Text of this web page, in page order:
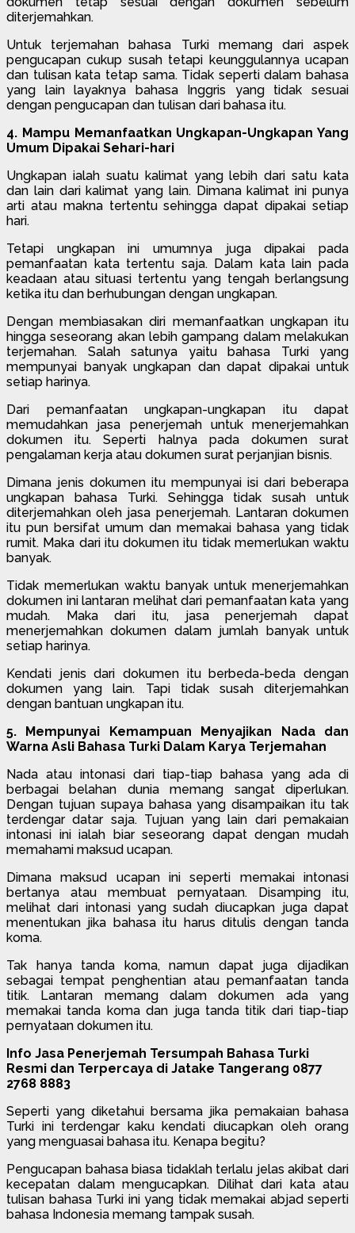
diterjemahkan.
Untuk terjemahan bahasa Turki memang dari aspek
pengucapan cukup susah tetapi keunggulannya ucapan
dan tulisan kata tetap sama. Tidak seperti dalam bahasa
yang lain layaknya bahasa Inggris yang tidak sesuai
dengan pengucapan dan tulisan dari bahasa itu.
4. Mampu Memanfaatkan Ungkapan-Ungkapan Yang
Umum Dipakai Sehari-hari
Ungkapan ialah suatu kalimat yang lebih dari satu kata
dan lain dari kalimat yang lain. Dimana kalimat ini punya
arti atau makna tertentu sehingga dapat dipakai setiap
hari.
Tetapi ungkapan ini umumnya juga dipakai pada
pemanfaatan kata tertentu saja. Dalam kata lain pada
keadaan atau situasi tertentu yang tengah berlangsung
ketika itu dan berhubungan dengan ungkapan.
Dengan membiasakan diri memanfaatkan ungkapan itu
hingga seseorang akan lebih gampang dalam melakukan
terjemahan. Salah satunya yaitu bahasa Turki yang
mempunyai banyak ungkapan dan dapat dipakai untuk
setiap harinya.
Dari pemanfaatan ungkapan-ungkapan itu dapat
memudahkan jasa penerjemah untuk menerjemahkan
dokumen itu. Seperti halnya pada dokumen surat
pengalaman kerja atau dokumen surat perjanjian bisnis.
Dimana jenis dokumen itu mempunyai isi dari beberapa
ungkapan bahasa Turki. Sehingga tidak susah untuk
diterjemahkan oleh jasa penerjemah. Lantaran dokumen
itu pun bersifat umum dan memakai bahasa yang tidak
rumit. Maka dari itu dokumen itu tidak memerlukan waktu
banyak.
Tidak memerlukan waktu banyak untuk menerjemahkan
dokumen ini lantaran melihat dari pemanfaatan kata yang
mudah. Maka dari itu, jasa penerjemah dapat
menerjemahkan dokumen dalam jumlah banyak untuk
setiap harinya.
Kendati jenis dari dokumen itu berbeda-beda dengan
dokumen yang lain. Tapi tidak susah diterjemahkan
dengan bantuan ungkapan itu.
5. Mempunyai Kemampuan Menyajikan Nada dan
Warna Asli Bahasa Turki Dalam Karya Terjemahan
Nada atau intonasi dari tiap-tiap bahasa yang ada di
berbagai belahan dunia memang sangat diperlukan.
Dengan tujuan supaya bahasa yang disampaikan itu tak
terdengar datar saja. Tujuan yang lain dari pemakaian
intonasi ini ialah biar seseorang dapat dengan mudah
memahami maksud ucapan.
Dimana maksud ucapan ini seperti memakai intonasi
bertanya atau membuat pernyataan. Disamping itu,
melihat dari intonasi yang sudah diucapkan juga dapat
menentukan jika bahasa itu harus ditulis dengan tanda
koma.
Tak hanya tanda koma, namun dapat juga dijadikan
sebagai tempat penghentian atau pemanfaatan tanda
titik. Lantaran memang dalam dokumen ada yang
memakai tanda koma dan juga tanda titik dari tiap-tiap
pernyataan dokumen itu.
Info Jasa Penerjemah Tersumpah Bahasa Turki
Resmi dan Terpercaya di Jatake Tangerang 0877
2768 8883
Seperti yang diketahui bersama jika pemakaian bahasa
Turki ini terdengar kaku kendati diucapkan oleh orang
yang menguasai bahasa itu. Kenapa begitu?
Pengucapan bahasa biasa tidaklah terlalu jelas akibat dari
kecepatan dalam mengucapkan. Dilihat dari kata atau
tulisan bahasa Turki ini yang tidak memakai abjad seperti
bahasa Indonesia memang tampak susah.